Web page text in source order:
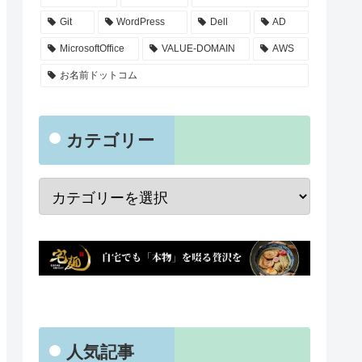
Git WordPress Dell AD
MicrosoftOffice VALUE-DOMAIN AWS
お名前ドットコム
カテゴリー
人気記事